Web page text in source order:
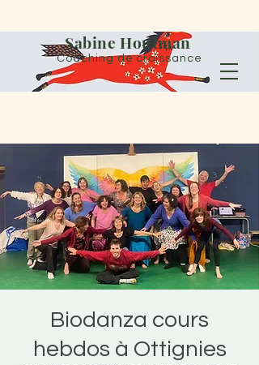
Sabine Houtman
Coaching de croissance
Biodanza cours
hebdos à Ottignies